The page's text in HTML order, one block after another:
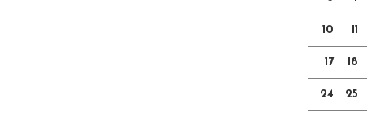
10 11
17 18
24 25